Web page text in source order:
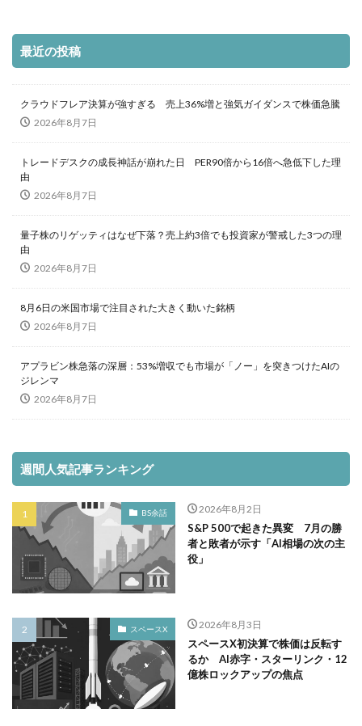
最近の投稿
クラウドフレア決算が強すぎる 売上36%増と強気ガイダンスで株価急騰
2026年8月7日
トレードデスクの成長神話が崩れた日 PER90倍から16倍へ急低下した理
由
2026年8月7日
量子株のリゲッティはなぜ下落？売上約3倍でも投資家が警戒した3つの理
由
2026年8月7日
8月6日の米国市場で注目された大きく動いた銘柄
2026年8月7日
アプラビン株急落の深層：53%増収でも市場が「ノー」を突きつけたAIの
ジレンマ
2026年8月7日
週間人気記事ランキング
BS余話 2026年8月2日
S&P 500で起きた異変 7月の勝
者と敗者が示す「AI相場の次の主
役」
スペースX 2026年8月3日
スペースX初決算で株価は反転す
るか AI赤字・スターリンク・12
億株ロックアップの焦点